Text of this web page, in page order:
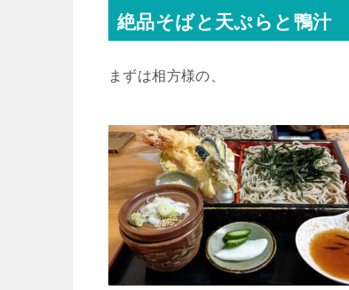
絶品そばと天ぷらと鴨汁
まずは相方様の、